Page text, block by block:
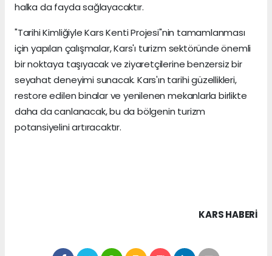
halka da fayda sağlayacaktır.
"Tarihi Kimliğiyle Kars Kenti Projesi"nin tamamlanması
için yapılan çalışmalar, Kars'ı turizm sektöründe önemli
bir noktaya taşıyacak ve ziyaretçilerine benzersiz bir
seyahat deneyimi sunacak. Kars'ın tarihi güzellikleri,
restore edilen binalar ve yenilenen mekanlarla birlikte
daha da canlanacak, bu da bölgenin turizm
potansiyelini artıracaktır.
KARS HABERİ